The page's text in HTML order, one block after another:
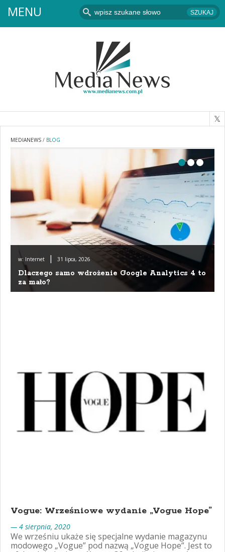
MENU
MEDIANEWS / BLOG
w: Internet | 31 lipca, 2026
Dlaczego samo wdrożenie Google Analytics 4 to
za mało?
Vogue: Wrześniowe wydanie „Vogue Hope”
— 4 sierpnia, 2020
We wrześniu ukaże się specjalne wydanie magazynu
modowego „Vogue” pod nazwą „Vogue Hope”. Jest to